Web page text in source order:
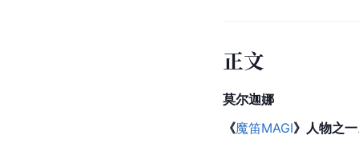
正文
莫尔迦娜
《魔笛MAGI》人物之